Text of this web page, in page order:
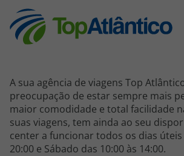
A sua agência de viagens Top
preocupação de estar sempre mais
maior comodidade e total facilidade
suas viagens, tem ainda ao seu
center a funcionar todos os dias úteis
20:00 e Sábado das 10:00 às 14:00.